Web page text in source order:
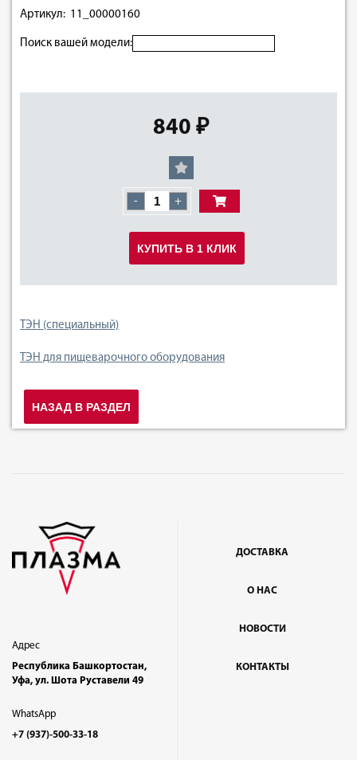
Артикул: 11_00000160
Поиск вашей модели:
840 ₽
- +
КУПИТЬ В 1 КЛИК
ТЭН (специальный)
ТЭН для пищеварочного оборудования
НАЗАД В РАЗДЕЛ
Адрес
Республика Башкортостан,
Уфа, ул. Шота Руставели 49
WhatsApp
+7 (937)-500-33-18
ДОСТАВКА
О НАС
НОВОСТИ
КОНТАКТЫ